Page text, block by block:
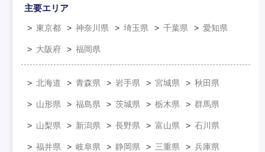
主要エリア
東京都 神奈川県 埼玉県 千葉県 愛知県
大阪府 福岡県
北海道 青森県 岩手県 宮城県 秋田県
山形県 福島県 茨城県 栃木県 群馬県
山梨県 新潟県 長野県 富山県 石川県
福井県 岐阜県 静岡県 三重県 兵庫県